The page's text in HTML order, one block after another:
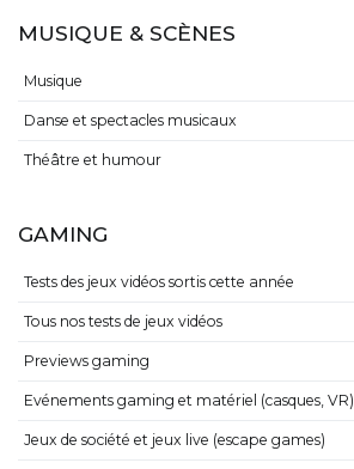
MUSIQUE & SCÈNES
Musique
Danse et spectacles musicaux
Théâtre et humour
GAMING
Tests des jeux vidéos sortis cette année
Tous nos tests de jeux vidéos
Previews gaming
Evénements gaming et matériel (casques, VR)
Jeux de société et jeux live (escape games)